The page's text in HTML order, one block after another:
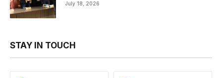
July 18, 2026
STAY IN TOUCH